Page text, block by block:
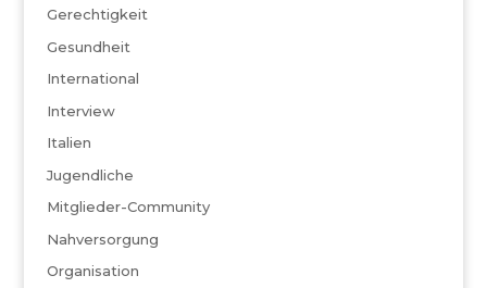
Gerechtigkeit
Gesundheit
International
Interview
Italien
Jugendliche
Mitglieder-Community
Nahversorgung
Organisation